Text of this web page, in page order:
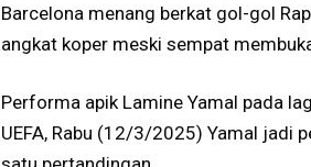
Barcelona menang berkat gol-gol
angkat koper meski sempat
Performa apik Lamine Yamal pada
UEFA, Rabu (12/3/2025) Yamal jadi